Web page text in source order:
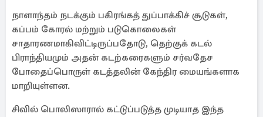
நாளாந்தம் நடக்கும் பகிரங்கத் துப்பாக்கிச் சூடுகள்,
கப்பம் கோரல் மற்றும் படுகொலைகள்
சாதாரணமாகிவிட்டிருப்பதோடு, தெற்குக் கடல்
பிராந்தியமும் அதன் கடற்கரைகளும் சர்வதேச
போதைப்பொருள் கடத்தலின் கேந்திர மையங்களாக
மாறியுள்ளன.
சிவில் பொலிஸாரால் கட்டுப்படுத்த முடியாத இந்த